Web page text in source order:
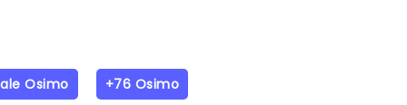
Osimo +76 Osimo